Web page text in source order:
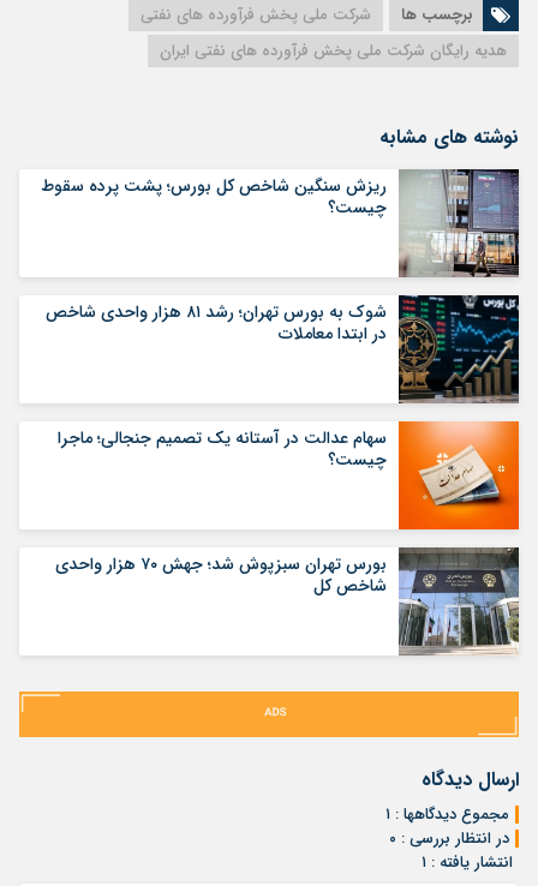
برچسب ها
شرکت ملی پخش فرآورده های نفتی
هدیه رایگان شرکت ملی پخش فرآورده های نفتی ایران
نوشته های مشابه
ریزش سنگین شاخص کل بورس؛ پشت پرده سقوط
چیست؟
شوک به بورس تهران؛ رشد ۸۱ هزار واحدی شاخص
در ابتدا معاملات
سهام عدالت در آستانه یک تصمیم جنجالی؛ ماجرا
چیست؟
بورس تهران سبزپوش شد؛ جهش ۷۰ هزار واحدی
شاخص کل
ارسال دیدگاه
مجموع دیدگاهها : ۱
در انتظار بررسی : ۰
انتشار یافته : ۱